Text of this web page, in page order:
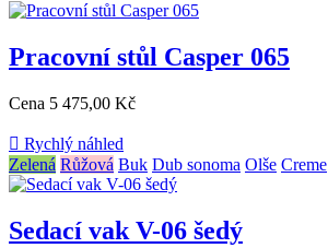
Pracovní stůl Casper 065
Cena 5 475,00 Kč
 Rychlý náhled
Zelená Růžová Buk Dub sonoma Olše Creme
Sedací vak V-06 šedý